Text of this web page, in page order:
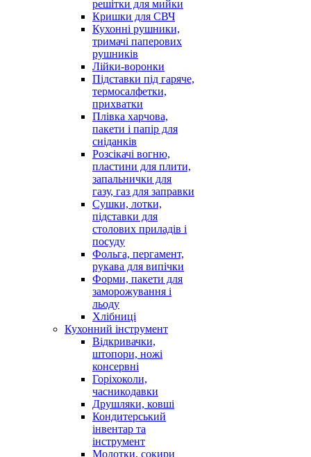
решітки для мийки
Кришки для СВЧ
Кухонні рушники,
тримачі паперових
рушників
Лійки-воронки
Підставки під гаряче,
термосалфетки,
прихватки
Плівка харчова,
пакети і папір для
сніданків
Розсікачі вогню,
пластини для плити,
запальнички для
газу, газ для заправки
Сушки, лотки,
підставки для
столових приладів і
посуду
Фольга, пергамент,
рукава для випічки
Форми, пакети для
заморожування і
льоду
Хлібниці
Кухонний інструмент
Відкривачки,
штопори, ножі
консервні
Горіхоколи,
часникодавки
Друшляки, ковші
Кондитерський
інвентар та
інструмент
Молотки, сокири